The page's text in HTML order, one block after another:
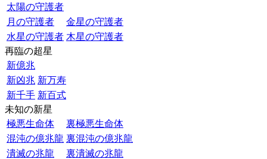
太陽の守護者
月の守護者
金星の守護者
水星の守護者 木星の守護者
再臨の超星
新億兆
新凶兆 新万寿
新千手 新百式
未知の新星
極悪生命体
裏極悪生命体
混沌の億兆龍 裏混沌の億兆龍
潰滅の兆龍
裏潰滅の兆龍